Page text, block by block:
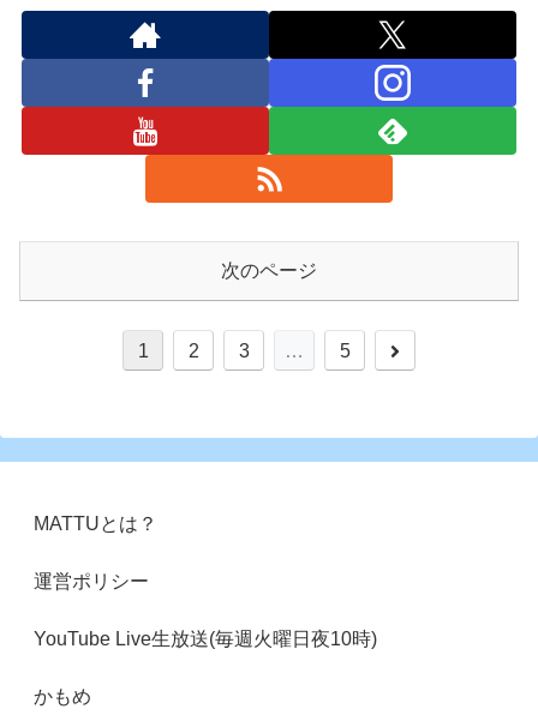
次のページ
1 2 3 … 5
次
MATTUとは？
運営ポリシー
YouTube Live生放送(毎週火曜日夜10時)
かもめ